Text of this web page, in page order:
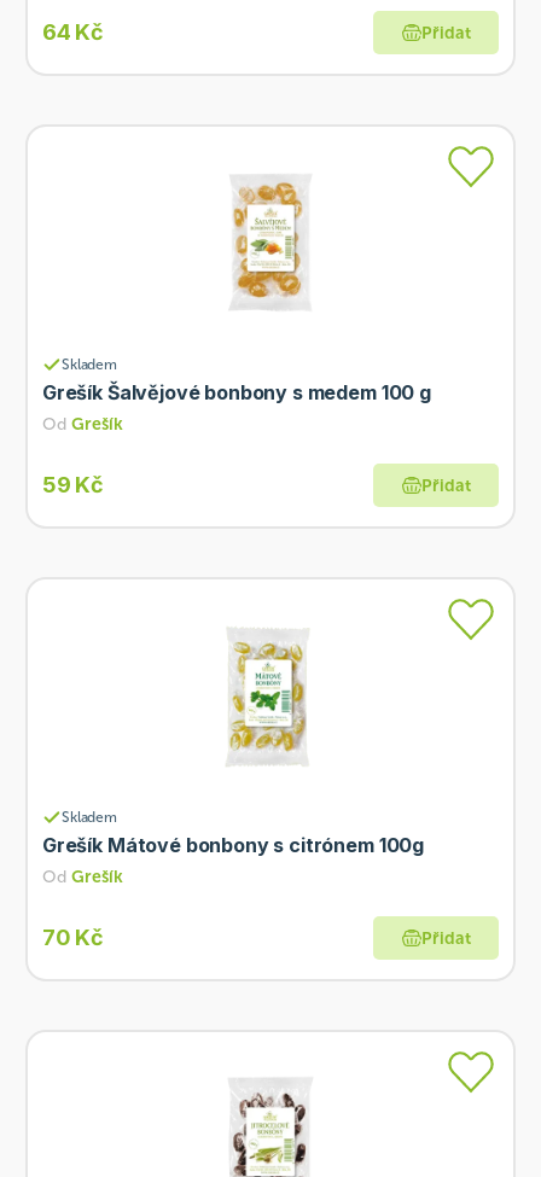
64 Kč Přidat
Skladem
Grešík Šalvějové bonbony s medem 100 g
Od Grešík
59 Kč Přidat
Skladem
Grešík Mátové bonbony s citrónem 100g
Od Grešík
70 Kč Přidat